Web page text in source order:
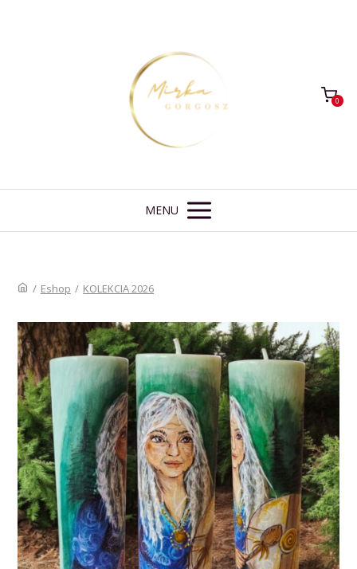
0
MENU
/ Eshop / KOLEKCIA 2026